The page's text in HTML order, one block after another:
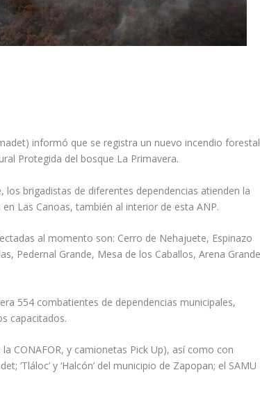
informó que se registra un nuevo incendio forestal
Protegida del bosque La Primavera.
brigadistas de diferentes dependencias atienden la
Las Canoas, también al interior de esta ANP.
al momento son: Cerro de Nehajuete, Espinazo
Pedernal Grande, Mesa de los Caballos, Arena
554 combatientes de dependencias municipales,
capacitados.
CONAFOR, y camionetas Pick Up), así como con
‘Tláloc’ y ‘Halcón’ del municipio de Zapopan; el SAMU